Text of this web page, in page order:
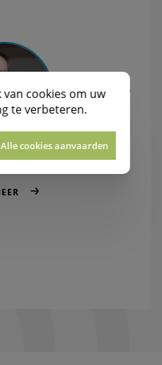
vragen stellen
van cookies om uw
te verbeteren.
Alle cookies aanvaarden